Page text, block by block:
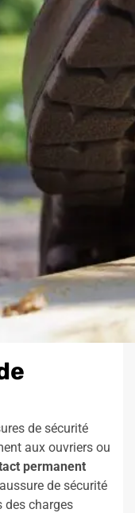
de sécurité
aux ouvriers ou
permanent
de sécurité
des charges